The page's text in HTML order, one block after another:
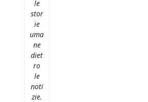
le
stor
ie
uma
ne
diet
ro
le
noti
zie.